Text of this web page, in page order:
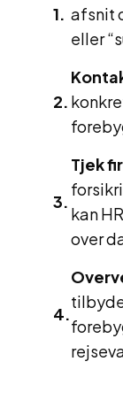
afsnit
eller
Tjek
kan
over